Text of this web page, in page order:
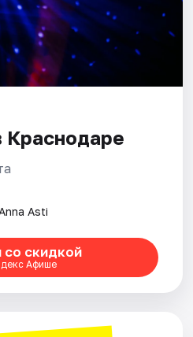
Краснодаре
Asti
со скидкой
Афише